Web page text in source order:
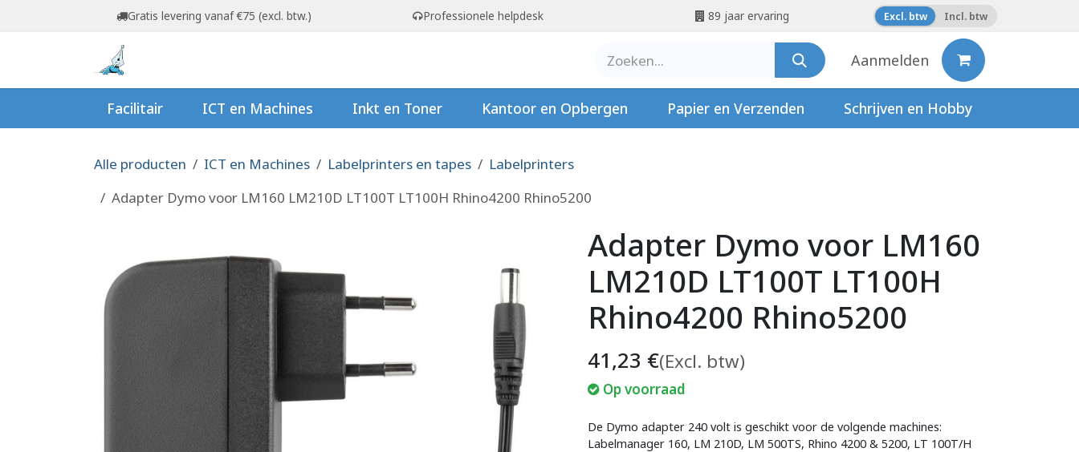
Overslaan naar inhoudGratis levering vanaf €75 (excl. btw.) Professionele helpdesk 89 jaar ervaring Excl. btw Incl. btw
Aanmelden
Facilitair ICT en Machines Inkt en Toner Kantoor en Opbergen Papier en Verzenden Schrijven en Hobby
Alle producten ICT en Machines Labelprinters en tapes
Labelprinters
Adapter Dymo voor LM160 LM210D LT100T LT100H Rhino4200 Rhino5200
Adapter Dymo voor LM160
LM210D LT100T LT100H
Rhino4200 Rhino5200
41,23 €(Excl. btw)
Op voorraad
De Dymo adapter 240 volt is geschikt voor de volgende machines:
Labelmanager 160, LM 210D, LM 500TS, Rhino 4200 & 5200, LT 100T/H